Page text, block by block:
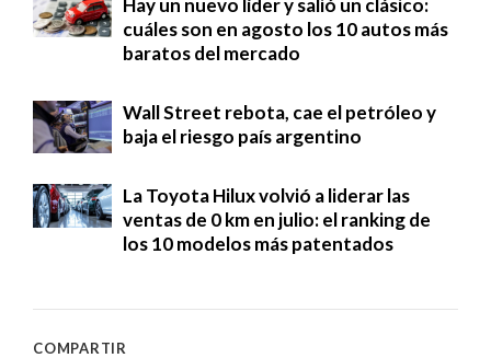
Hay un nuevo líder y salió un clásico:
cuáles son en agosto los 10 autos más
baratos del mercado
Wall Street rebota, cae el petróleo y
baja el riesgo país argentino
La Toyota Hilux volvió a liderar las
ventas de 0 km en julio: el ranking de
los 10 modelos más patentados
COMPARTIR